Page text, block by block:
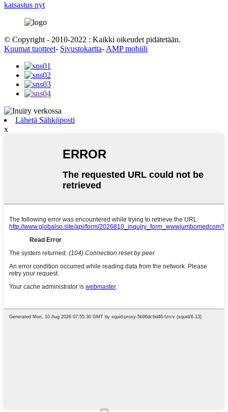
katsastus nyt
© Copyright - 2010-2022 : Kaikki oikeudet pidätetään.
Kuumat tuotteet- Sivustokartta- AMP mobiili
Lähetä Sähköposti
x